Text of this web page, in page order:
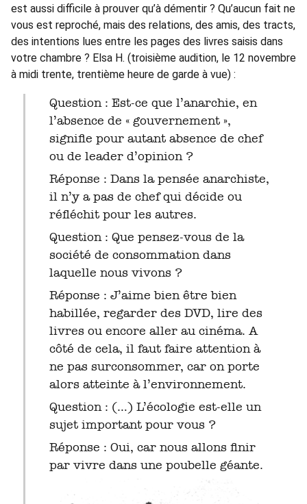
est aussi difficile à prouver qu’à démentir ? Qu’aucun fait ne
vous est reproché, mais des relations, des amis, des tracts,
des intentions lues entre les pages des livres saisis dans
votre chambre ? Elsa H. (troisième audition, le 12 novembre
à midi trente, trentième heure de garde à vue) :
Question : Est-ce que l’anarchie, en
l’absence de « gouvernement »,
signifie pour autant absence de chef
ou de leader d’opinion ?
Réponse : Dans la pensée anarchiste,
il n’y a pas de chef qui décide ou
réfléchit pour les autres.
Question : Que pensez-vous de la
société de consommation dans
laquelle nous vivons ?
Réponse : J’aime bien être bien
habillée, regarder des DVD, lire des
livres ou encore aller au cinéma. A
côté de cela, il faut faire attention à
ne pas surconsommer, car on porte
alors atteinte à l’environnement.
Question : (…) L’écologie est-elle un
sujet important pour vous ?
Réponse : Oui, car nous allons finir
par vivre dans une poubelle géante.